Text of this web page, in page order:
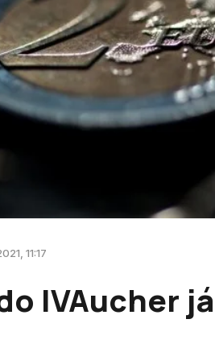
11:17
IVAucher